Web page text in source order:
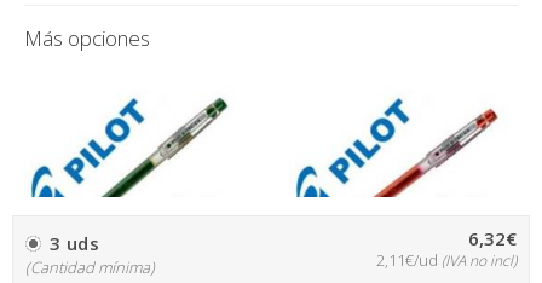
Más opciones
3 uds
(Cantidad mínima)
6,32€
2,11€/ud (IVA no incl)